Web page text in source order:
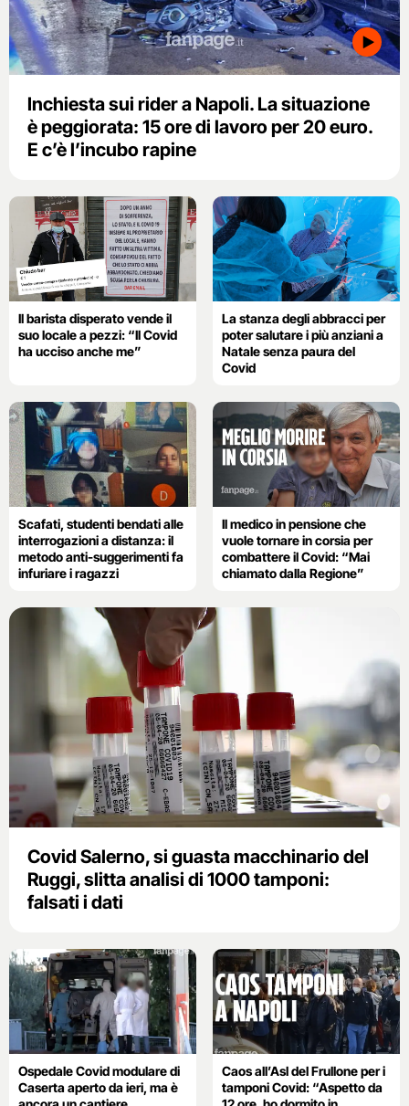
Inchiesta sui rider a Napoli. La situazione
è peggiorata: 15 ore di lavoro per 20 euro.
E c’è l’incubo rapine
Il barista disperato vende il
suo locale a pezzi: “Il Covid
ha ucciso anche me”
La stanza degli abbracci per
poter salutare i più anziani a
Natale senza paura del
Covid
Scafati, studenti bendati alle
interrogazioni a distanza: il
metodo anti-suggerimenti fa
infuriare i ragazzi
Il medico in pensione che
vuole tornare in corsia per
combattere il Covid: “Mai
chiamato dalla Regione”
Covid Salerno, si guasta macchinario del
Ruggi, slitta analisi di 1000 tamponi:
falsati i dati
Ospedale Covid modulare di
Caserta aperto da ieri, ma è
Caos all’Asl del Frullone per i
tamponi Covid: “Aspetto da